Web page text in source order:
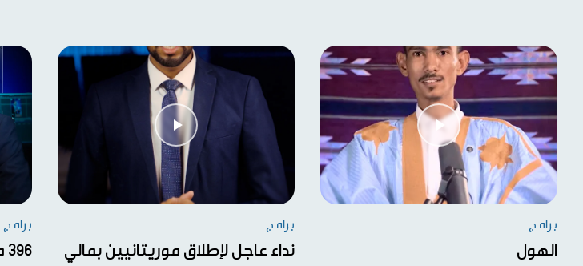
برامج
الهول
برامج
نداء عاجل لإطلاق موريتانيين بمالي
برامج
396 مليارًا لتنمية نواذيبو